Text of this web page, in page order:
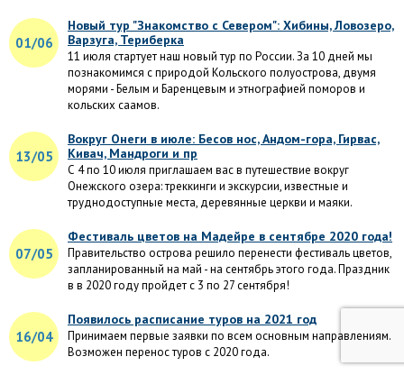
01/06
Новый тур "Знакомство с Севером": Хибины, Ловозеро,
Варзуга, Териберка
11 июля стартует наш новый тур по России. За 10 дней мы
познакомимся с природой Кольского полуострова, двумя
морями - Белым и Баренцевым и этнографией поморов и
кольских саамов.
13/05
Вокруг Онеги в июле: Бесов нос, Андом-гора, Гирвас,
Кивач, Мандроги и пр
С 4 по 10 июля приглашаем вас в путешествие вокруг
Онежского озера: треккинги и экскурсии, известные и
труднодоступные места, деревянные церкви и маяки.
07/05
Фестиваль цветов на Мадейре в сентябре 2020 года!
Правительство острова решило перенести фестиваль цветов,
запланированный на май - на сентябрь этого года. Праздник
в в 2020 году пройдет с 3 по 27 сентября!
16/04
Появилось расписание туров на 2021 год
Принимаем первые заявки по всем основным направлениям.
Возможен перенос туров с 2020 года.